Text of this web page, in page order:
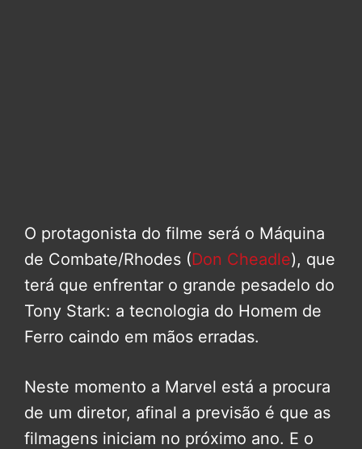
O protagonista do filme será o Máquina
de Combate/Rhodes (Don Cheadle), que
terá que enfrentar o grande pesadelo do
Tony Stark: a tecnologia do Homem de
Ferro caindo em mãos erradas.
Neste momento a Marvel está a procura
de um diretor, afinal a previsão é que as
filmagens iniciam no próximo ano. E o